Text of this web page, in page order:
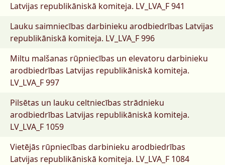
Latvijas republikāniskā komiteja. LV_LVA_F 941
Lauku saimniecības darbinieku arodbiedrības Latvijas
republikāniskā komiteja. LV_LVA_F 996
Miltu malšanas rūpniecības un elevatoru darbinieku
arodbiedrības Latvijas republikāniskā komiteja.
LV_LVA_F 997
Pilsētas un lauku celtniecības strādnieku
arodbiedrības Latvijas republikāniskā komiteja.
LV_LVA_F 1059
Vietējās rūpniecības darbinieku arodbiedrības
Latvijas republikāniskā komiteja. LV_LVA_F 1084